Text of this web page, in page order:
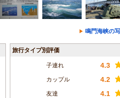
鳴門海峡の
旅行タイプ別評価
子連れ 4.3
カップル 4.2
友達 4.1